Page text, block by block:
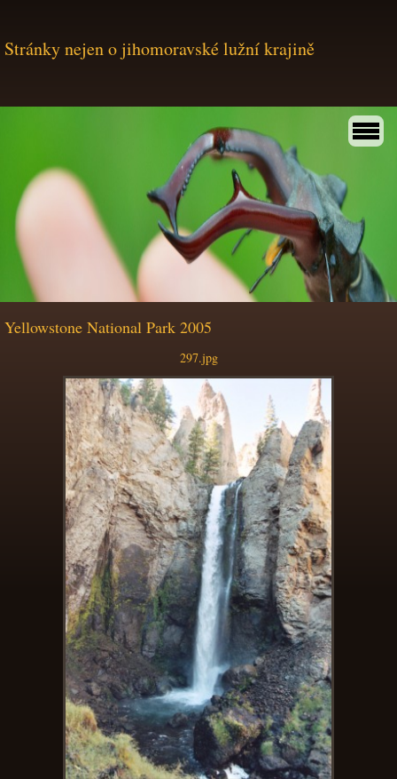
Stránky nejen o jihomoravské lužní krajině
Yellowstone National Park 2005
297.jpg